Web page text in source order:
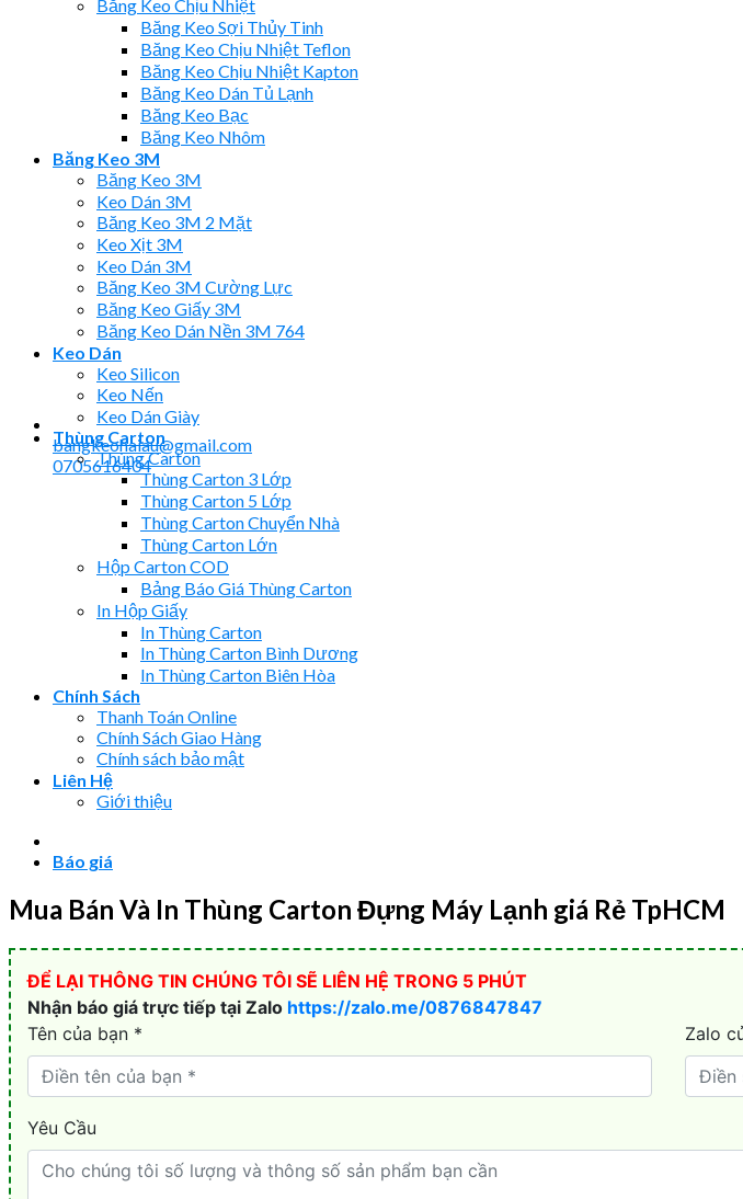
bangkeohaiau@gmail.com
0705616404
Băng Keo Chịu Nhiệt
Băng Keo Sợi Thủy Tinh
Băng Keo Chịu Nhiệt Teflon
Băng Keo Chịu Nhiệt Kapton
Băng Keo Dán Tủ Lạnh
Băng Keo Bạc
Băng Keo Nhôm
Băng Keo 3M
Băng Keo 3M
Keo Dán 3M
Băng Keo 3M 2 Mặt
Keo Xịt 3M
Keo Dán 3M
Băng Keo 3M Cường Lực
Băng Keo Giấy 3M
Băng Keo Dán Nền 3M 764
Keo Dán
Keo Silicon
Keo Nến
Keo Dán Giày
Thùng Carton
Thùng Carton
Thùng Carton 3 Lớp
Thùng Carton 5 Lớp
Thùng Carton Chuyển Nhà
Thùng Carton Lớn
Hộp Carton COD
Bảng Báo Giá Thùng Carton
In Hộp Giấy
In Thùng Carton
In Thùng Carton Bình Dương
In Thùng Carton Biên Hòa
Chính Sách
Thanh Toán Online
Chính Sách Giao Hàng
Chính sách bảo mật
Liên Hệ
Giới thiệu
Báo giá
Mua Bán Và In Thùng Carton Đựng Máy Lạnh giá Rẻ TpHCM